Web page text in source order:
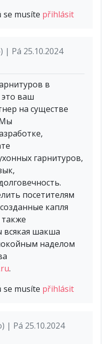
se musíte přihlásit
Pá 25.10.2024
в
это ваш
на существе
гарнитуров,
посетителям
капля
всякая шакша
наделом
.
se musíte přihlásit
| Pá 25.10.2024